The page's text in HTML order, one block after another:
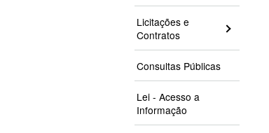
Licitações e
Contratos
Consultas Públicas
Lei - Acesso a
Informação